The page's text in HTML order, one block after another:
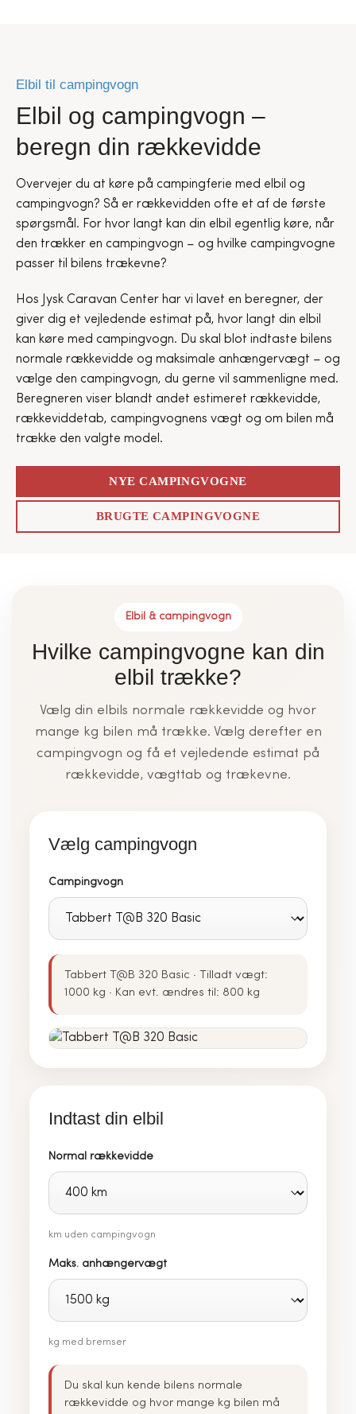
Elbil til campingvogn
Elbil og campingvogn –
beregn din rækkevidde
Overvejer du at køre på campingferie med elbil og
campingvogn? Så er rækkevidden ofte et af de første
spørgsmål. For hvor langt kan din elbil egentlig køre, når
den trækker en campingvogn – og hvilke campingvogne
passer til bilens trækevne?
Hos Jysk Caravan Center har vi lavet en beregner, der
giver dig et vejledende estimat på, hvor langt din elbil
kan køre med campingvogn. Du skal blot indtaste bilens
normale rækkevidde og maksimale anhængervægt – og
vælge den campingvogn, du gerne vil sammenligne med.
Beregneren viser blandt andet estimeret rækkevidde,
rækkeviddetab, campingvognens vægt og om bilen må
trække den valgte model.
NYE CAMPINGVOGNE
BRUGTE CAMPINGVOGNE
Elbil & campingvogn
Hvilke campingvogne kan din
elbil trække?
Vælg din elbils normale rækkevidde og hvor
mange kg bilen må trække. Vælg derefter en
campingvogn og få et vejledende estimat på
rækkevidde, vægttab og trækevne.
Vælg campingvogn
Campingvogn
Tabbert T@B 320 Basic · Tilladt vægt:
1000 kg · Kan evt. ændres til: 800 kg
Indtast din elbil
Normal rækkevidde
km uden campingvogn
Maks. anhængervægt
kg med bremser
Du skal kun kende bilens normale
rækkevidde og hvor mange kg bilen må